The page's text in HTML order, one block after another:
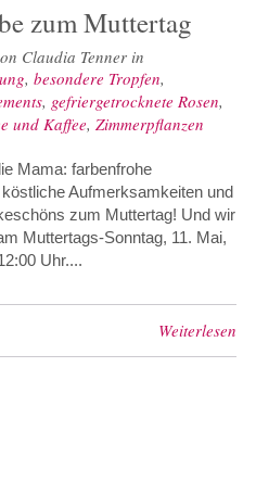
zum Muttertag
Claudia Tenner in
, besondere Tropfen,
, gefriergetrocknete Rosen,
und Kaffee, Zimmerpflanzen
Mama: farbenfrohe
Aufmerksamkeiten und
zum Muttertag! Und wir
Muttertags-Sonntag, 11. Mai,
Uhr....
Weiterlesen